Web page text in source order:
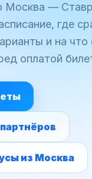
Москва —
где
и на что
оплатой
из Москва